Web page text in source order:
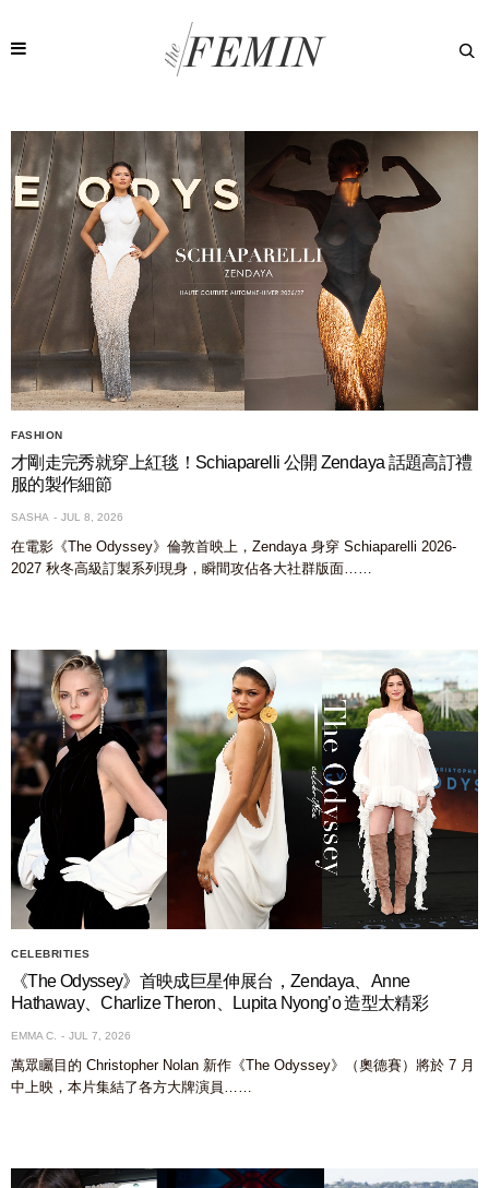
FASHION
才剛走完秀就穿上紅毯！Schiaparelli 公開 Zendaya 話題高訂禮
服的製作細節
SASHA JUL 8, 2026
在電影《The Odyssey》倫敦首映上，Zendaya 身穿 Schiaparelli 2026-
2027 秋冬高級訂製系列現身，瞬間攻佔各大社群版面……
CELEBRITIES
《The Odyssey》首映成巨星伸展台，Zendaya、Anne
Hathaway、Charlize Theron、Lupita Nyong’o 造型太精彩
EMMA C. JUL 7, 2026
萬眾矚目的 Christopher Nolan 新作《The Odyssey》（奧德賽）將於 7 月
中上映，本片集結了各方大牌演員……